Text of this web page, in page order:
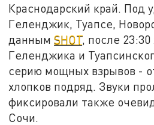
Краснодарский край. Под
Геленджик, Туапсе,
даннымSHOT, после
Геленджика и
серию мощных взрывов -
хлопков подряд. Звуки
фиксировали также
Сочи.